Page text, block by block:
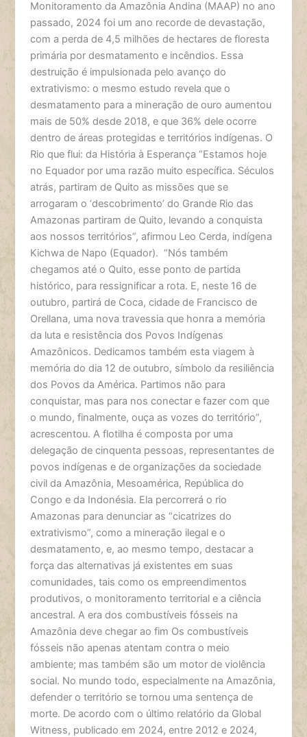
Monitoramento da Amazônia Andina (MAAP) no ano
passado, 2024 foi um ano recorde de devastação,
com a perda de 4,5 milhões de hectares de floresta
primária por desmatamento e incêndios. Essa
destruição é impulsionada pelo avanço do
extrativismo: o mesmo estudo revela que o
desmatamento para a mineração de ouro aumentou
mais de 50% desde 2018, e que 36% dele ocorre
dentro de áreas protegidas e territórios indígenas. O
Rio que flui: da História à Esperança “Estamos hoje
no Equador por uma razão muito específica. Séculos
atrás, partiram de Quito as missões que se
arrogaram o ‘descobrimento’ do Grande Rio das
Amazonas partiram de Quito, levando a conquista
aos nossos territórios”, afirmou Leo Cerda, indígena
Kichwa de Napo (Equador). “Nós também
chegamos até o Quito, esse ponto de partida
histórico, para ressignificar a rota. E, neste 16 de
outubro, partirá de Coca, cidade de Francisco de
Orellana, uma nova travessia que honra a memória
da luta e resistência dos Povos Indígenas
Amazônicos. Dedicamos também esta viagem à
memória do dia 12 de outubro, símbolo da resiliência
dos Povos da América. Partimos não para
conquistar, mas para nos conectar e fazer com que
o mundo, finalmente, ouça as vozes do território”,
acrescentou. A flotilha é composta por uma
delegação de cinquenta pessoas, representantes de
povos indígenas e de organizações da sociedade
civil da Amazônia, Mesoamérica, República do
Congo e da Indonésia. Ela percorrerá o rio
Amazonas para denunciar as “cicatrizes do
extrativismo”, como a mineração ilegal e o
desmatamento, e, ao mesmo tempo, destacar a
força das alternativas já existentes em suas
comunidades, tais como os empreendimentos
produtivos, o monitoramento territorial e a ciência
ancestral. A era dos combustíveis fósseis na
Amazônia deve chegar ao fim Os combustíveis
fósseis não apenas atentam contra o meio
ambiente; mas também são um motor de violência
social. No mundo todo, especialmente na Amazônia,
defender o território se tornou uma sentença de
morte. De acordo com o último relatório da Global
Witness, publicado em 2024, entre 2012 e 2024,